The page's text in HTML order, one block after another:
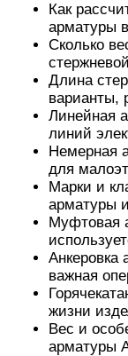
Как
арматуры
Сколько
Длина
варианты,
Линейная
линий
Немерная
для
Марки и
арматуры
Муфтовая
Анкеровка
важная
жизни
Вес и
арматуры